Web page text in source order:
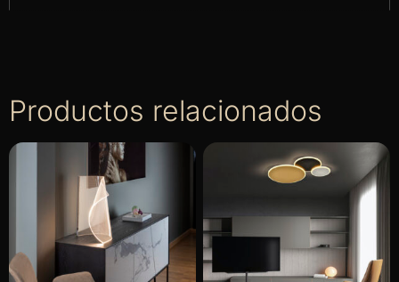
Productos relacionados